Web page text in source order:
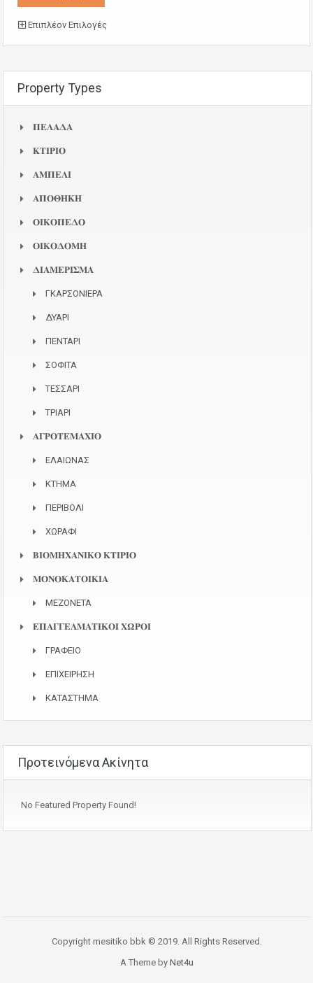
Επιπλέον Επιλογές
Property Types
𝚷𝚬𝚲𝚨𝚫𝚨
𝚱𝚻𝚰𝚸𝚰𝚶
𝚨𝚳𝚷𝚬𝚲𝚰
𝚨𝚷𝚶𝚯𝚮𝚱𝚮
𝚶𝚰𝚱𝚶𝚷𝚬𝚫𝚶
𝚶𝚰𝚱𝚶𝚫𝚶𝚳𝚮
𝚫𝚰𝚨𝚳𝚬𝚸𝚰𝚺𝚳𝚨
ΓΚΑΡΣΟΝΙΕΡΑ
ΔΥΑΡΙ
ΠΕΝΤΑΡΙ
ΣΟΦΙΤΑ
ΤΕΣΣΑΡΙ
ΤΡΙΑΡΙ
𝚨𝚪𝚸𝚶𝚻𝚬𝚳𝚨𝚾𝚰𝚶
ΕΛΑΙΩΝΑΣ
ΚΤΗΜΑ
ΠΕΡΙΒΟΛΙ
ΧΩΡΑΦΙ
𝚩𝚰𝚶𝚳𝚮𝚾𝚨𝚴𝚰𝚱𝚶 𝚱𝚻𝚰𝚸𝚰𝚶
𝚳𝚶𝚴𝚶𝚱𝚨𝚻𝚶𝚰𝚱𝚰𝚨
ΜΕΖΟΝΕΤΑ
𝚬𝚷𝚨𝚪𝚪𝚬𝚲𝚳𝚨𝚻𝚰𝚱𝚶𝚰 𝚾𝛀𝚸𝚶𝚰
ΓΡΑΦΕΙΟ
ΕΠΙΧΕΙΡΗΣΗ
ΚΑΤΑΣΤΗΜΑ
Προτεινόμενα Ακίνητα
No Featured Property Found!
Copyright mesitiko bbk © 2019. All Rights Reserved.
A Theme by Net4u